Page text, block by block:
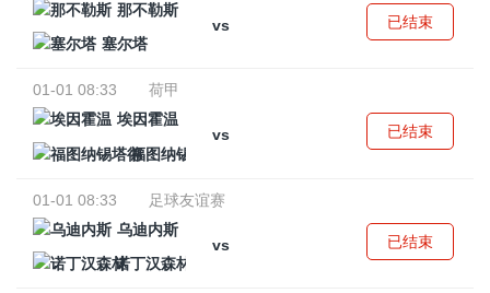
那不勒斯
vs
塞尔塔
已结束
01-01 08:33
荷甲
埃因霍温
vs
福图纳锡塔德
已结束
01-01 08:33
足球友谊赛
乌迪内斯
vs
诺丁汉森林
已结束